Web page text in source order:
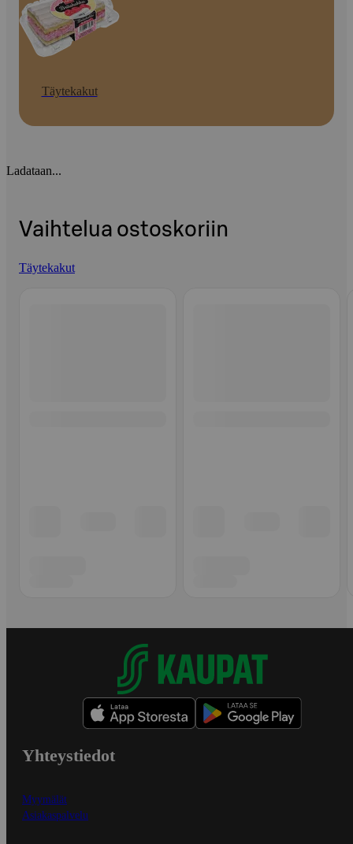
Täytekakut
Ladataan...
Vaihtelua ostoskoriin
Täytekakut
Yhteystiedot
Myymälät
Asiakaspalvelu